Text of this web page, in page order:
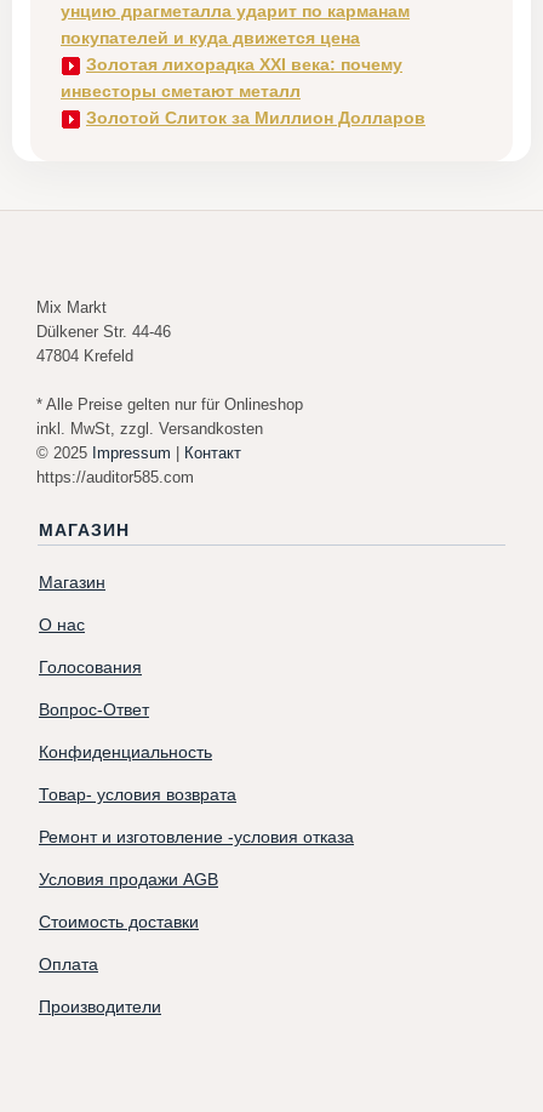
унцию драгметалла ударит по карманам
покупателей и куда движется цена
Золотая лихорадка XXI века: почему
инвесторы сметают металл
Золотой Слиток за Миллион Долларов
Mix Markt
Dülkener Str. 44-46
47804 Krefeld
* Alle Preise gelten nur für Onlineshop
inkl. MwSt, zzgl. Versandkosten
© 2025 Impressum
Контакт
https://auditor585.com
МАГАЗИН
Магазин
О нас
Голосования
Вопрос-Ответ
Конфиденциальность
Товар- условия возврата
Ремонт и изготовление -условия отказа
Условия продажи AGB
Стоимость доставки
Оплата
Производители